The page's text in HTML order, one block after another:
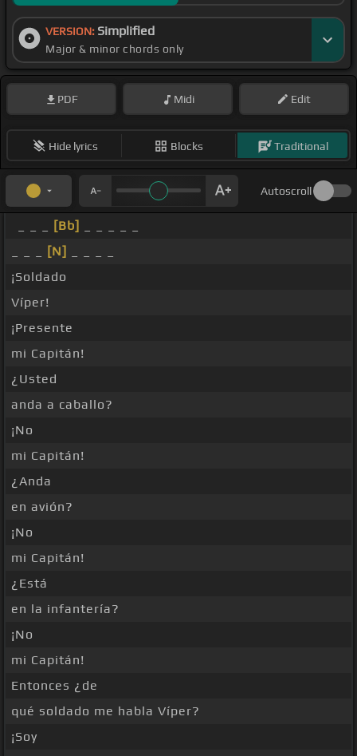
VERSION: Simplified
Major & minor chords only
PDF Midi Edit
Hide lyrics Blocks Traditional
Autoscroll
[Bb]
[N]
¡Soldado
Víper!
¡Presente
mi Capitán!
¿Usted
anda a caballo?
¡No
mi Capitán!
¿Anda
en avión?
¡No
mi Capitán!
¿Está
en la infantería?
¡No
mi Capitán!
Entonces ¿de
qué soldado me habla Víper?
¡Soy